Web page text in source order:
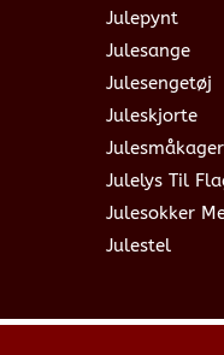
Julepynt
Julesange
Julesengetøj
Juleskjorte
Julesmåkager
Julelys Til
Julesokker
Julestel